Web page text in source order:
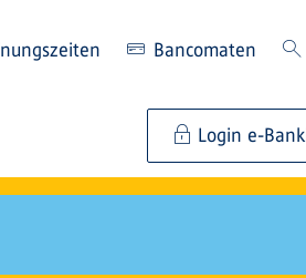
Bancomaten
Login e-